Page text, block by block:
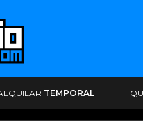
TEMPORAL